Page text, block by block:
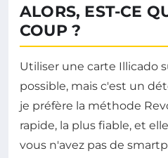
ALORS, EST-CE
COUP ?
Utiliser une carte Illicado
possible, mais c'est un
je préfère la méthode
rapide, la plus fiable, et
vous n'avez pas de